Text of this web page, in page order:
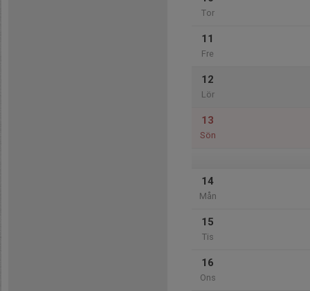
Tor
11
Fre
12
Lör
13
Sön
14
Mån
15
Tis
16
Ons